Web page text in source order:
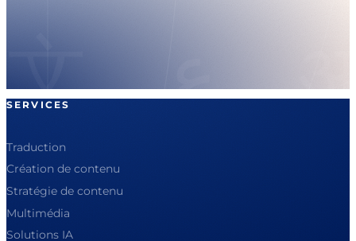
SERVICES
Traduction
Création de contenu
Stratégie de contenu
Multimédia
Solutions IA